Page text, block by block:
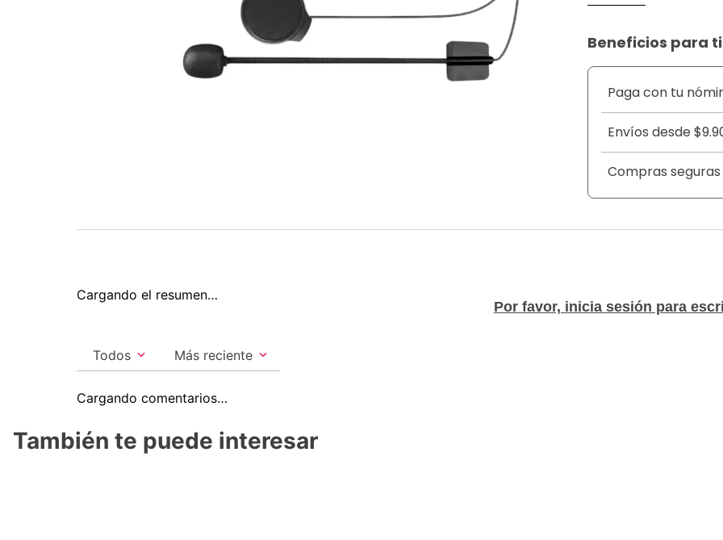
llamadas sin usar las
tecnolog&iacute;a
conversaciones
&nbsp;
Este dispositivo
seguridad mientras
diario o aventuras
&nbsp;
DETALLES
&nbsp;
Sonido
Beneficios para ti
Paga con tu
Envíos desde
Compras seguras
Cargando el resumen…
Por favor, inicia sesión para
Más reciente
Todos
Cargando comentarios…
También te puede interesar